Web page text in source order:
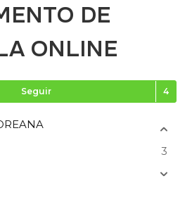
DE
ONLINE
Seguir
3